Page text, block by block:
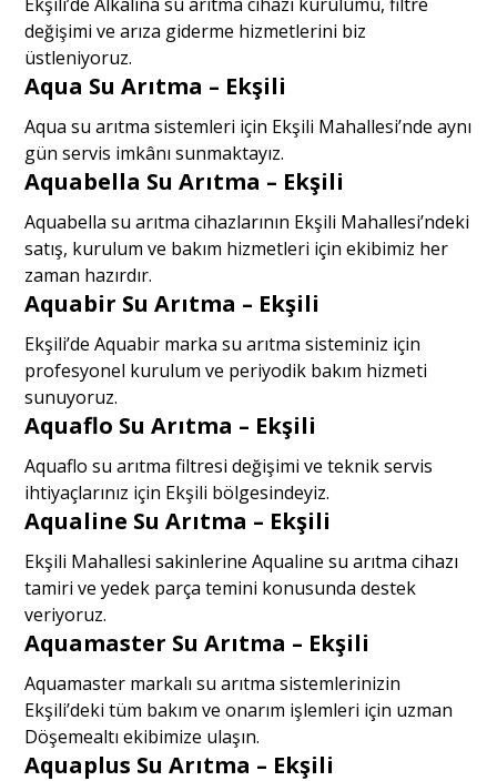
değişimi ve arıza giderme hizmetlerini biz
üstleniyoruz.
Aqua Su Arıtma – Ekşili
Aqua su arıtma sistemleri için Ekşili Mahallesi’nde aynı
gün servis imkânı sunmaktayız.
Aquabella Su Arıtma – Ekşili
Aquabella su arıtma cihazlarının Ekşili Mahallesi’ndeki
satış, kurulum ve bakım hizmetleri için ekibimiz her
zaman hazırdır.
Aquabir Su Arıtma – Ekşili
Ekşili’de Aquabir marka su arıtma sisteminiz için
profesyonel kurulum ve periyodik bakım hizmeti
sunuyoruz.
Aquaflo Su Arıtma – Ekşili
Aquaflo su arıtma filtresi değişimi ve teknik servis
ihtiyaçlarınız için Ekşili bölgesindeyiz.
Aqualine Su Arıtma – Ekşili
Ekşili Mahallesi sakinlerine Aqualine su arıtma cihazı
tamiri ve yedek parça temini konusunda destek
veriyoruz.
Aquamaster Su Arıtma – Ekşili
Aquamaster markalı su arıtma sistemlerinizin
Ekşili’deki tüm bakım ve onarım işlemleri için uzman
Döşemealtı ekibimize ulaşın.
Aquaplus Su Arıtma – Ekşili